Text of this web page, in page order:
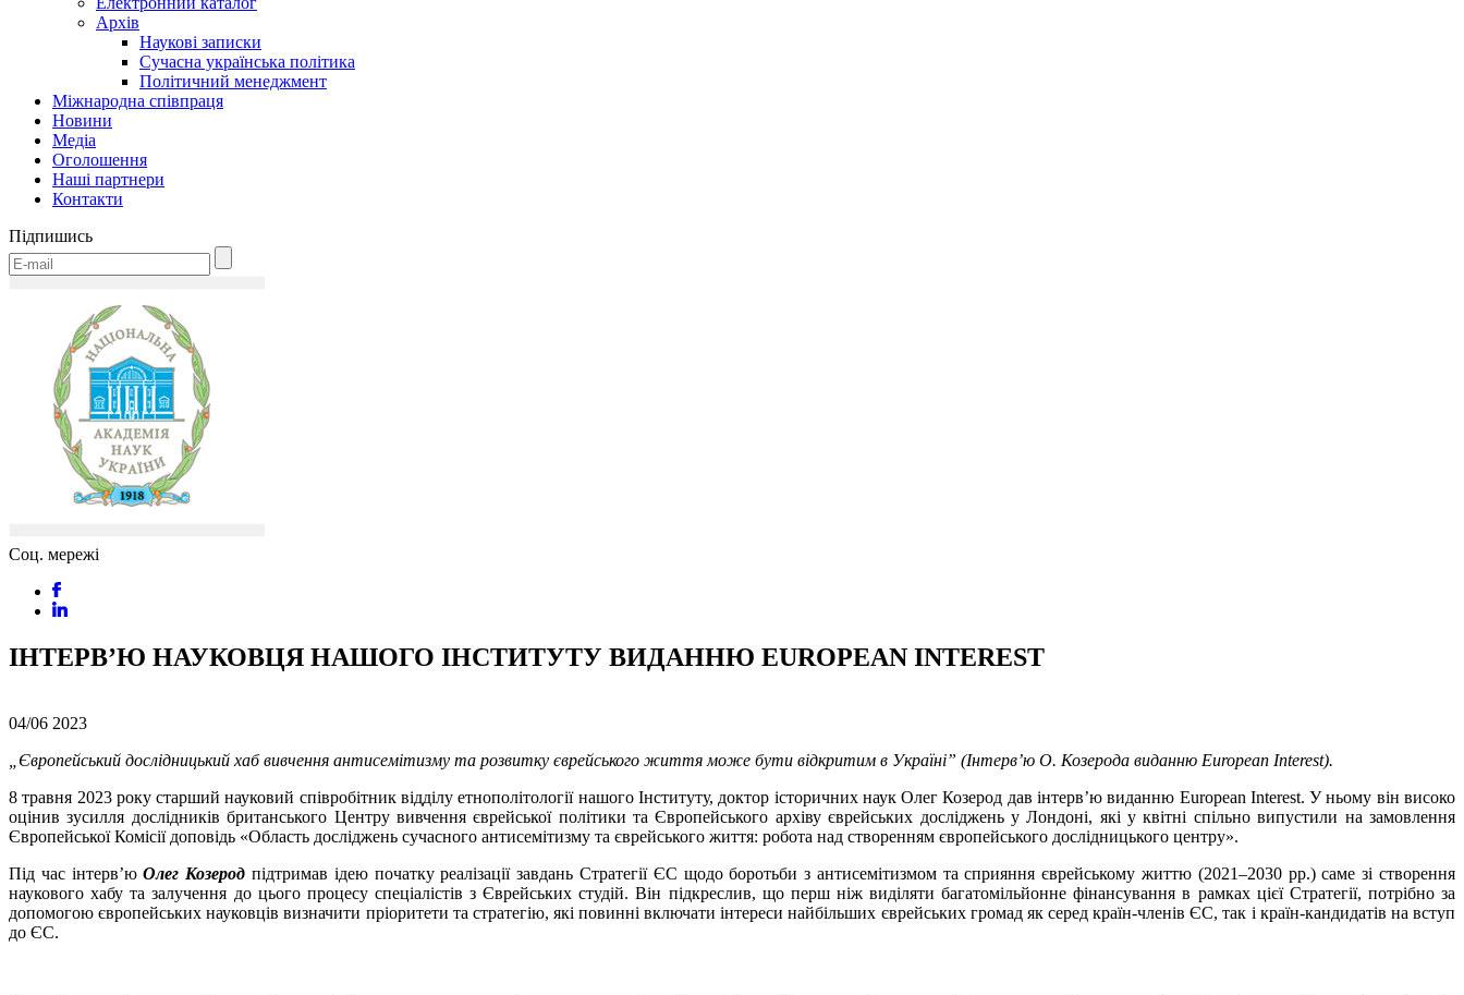
Архів
Наукові записки
Сучасна українська політика
Політичний менеджмент
Міжнародна співпраця
Новини
Медіa
Оголошення
Наші партнери
Контакти
Підпишись
Соц. мережі
ІНТЕРВ’Ю НАУКОВЦЯ НАШОГО ІНСТИТУТУ ВИДАННЮ EUROPEAN INTEREST
04/06 2023
„Європейський дослідницький хаб вивчення антисемітизму та розвитку єврейського життя може бути відкритим в Україні” (Інтерв’ю О. Козерода виданню European Interest).
8 травня 2023 року старший науковий співробітник відділу етнополітології нашого Інституту, доктор історичних наук Олег Козерод дав інтерв’ю виданню European Interest. У ньому він високо
оцінив зусилля дослідників британського Центру вивчення єврейської політики та Європейського архіву єврейських досліджень у Лондоні, які у квітні спільно випустили на замовлення
Європейської Комісії доповідь «Область досліджень сучасного антисемітизму та єврейського життя: робота над створенням європейського дослідницького центру».
Під час інтерв’юОлег Козерод підтримав ідею початку реалізації завдань Стратегії ЄС щодо боротьби з антисемітизмом та сприяння єврейському життю (2021–2030 рр.) саме зі створення
наукового хабу та залучення до цього процесу спеціалістів з Єврейських студій. Він підкреслив, що перш ніж виділяти багатомільйонне фінансування в рамках цієї Стратегії, потрібно за
допомогою європейських науковців визначити пріоритети та стратегію, які повинні включати інтереси найбільших єврейських громад як серед країн-членів ЄС, так і країн-кандидатів на вступ
до ЄС.